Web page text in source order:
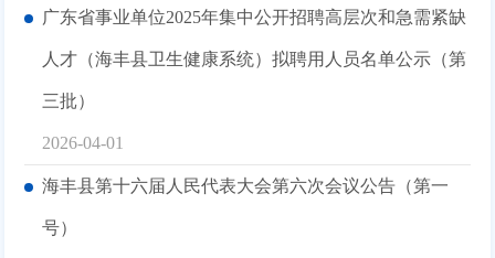
广东省事业单位2025年集中公开招聘高层次和急需紧缺
人才（海丰县卫生健康系统）拟聘用人员名单公示（第
三批）
2026-04-01
海丰县第十六届人民代表大会第六次会议公告（第一
号）